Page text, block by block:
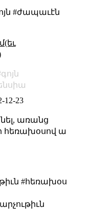
#ժապաւէն
գոյն
12-23
առանց
հեռախօսով ա
#հեռախօս